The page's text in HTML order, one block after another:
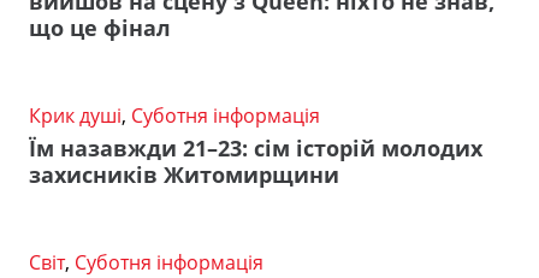
що це фінал
Крик душі, Суботня інформація
Їм назавжди 21–23: сім історій молодих
захисників Житомирщини
Світ, Суботня інформація